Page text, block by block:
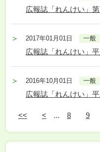
広報誌「れんけい」
2017年01月01日 一般
広報誌「れんけい」
2016年10月01日 一般
広報誌「れんけい」
<< < ... 8 9